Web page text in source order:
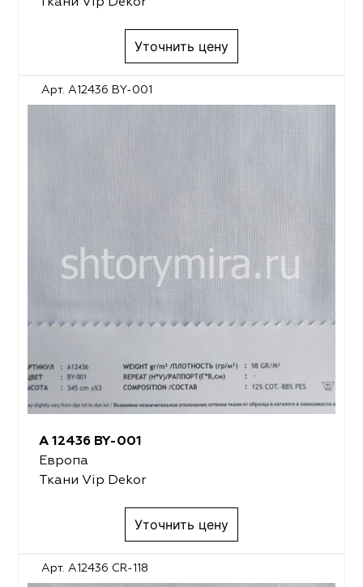
Уточнить цену
Арт. A12436 BY-001
A 12436 BY-001
Европа
Ткани Vip Dekor
Уточнить цену
Арт. A12436 CR-118